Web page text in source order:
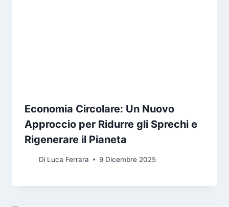
Economia Circolare: Un Nuovo
Approccio per Ridurre gli Sprechi e
Rigenerare il Pianeta
Di Luca Ferrara 9 Dicembre 2025